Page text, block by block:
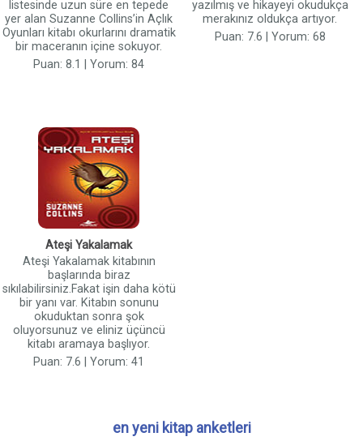
listesinde uzun süre en tepede
yer alan Suzanne Collins’in Açlık
Oyunları kitabı okurlarını dramatik
bir maceranın içine sokuyor.
Puan: 8.1 | Yorum: 84
yazılmış ve hikayeyi okudukça
merakınız oldukça artıyor.
Puan: 7.6 | Yorum: 68
Ateşi Yakalamak
Ateşi Yakalamak kitabının
başlarında biraz
sıkılabilirsiniz.Fakat işin daha kötü
bir yanı var. Kitabın sonunu
okuduktan sonra şok
oluyorsunuz ve eliniz üçüncü
kitabı aramaya başlıyor.
Puan: 7.6 | Yorum: 41
en yeni kitap anketleri